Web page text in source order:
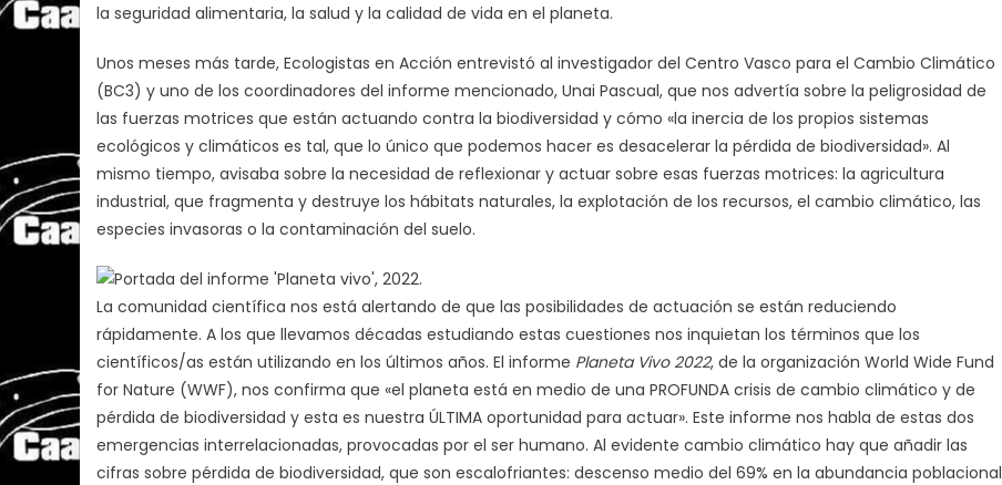
la seguridad alimentaria, la salud y la calidad de vida en el planeta.
Unos meses más tarde, Ecologistas en Acción entrevistó al investigador del Centro Vasco para el Cambio Climático
(BC3) y uno de los coordinadores del informe mencionado, Unai Pascual, que nos advertía sobre la peligrosidad de
las fuerzas motrices que están actuando contra la biodiversidad y cómo «la inercia de los propios sistemas
ecológicos y climáticos es tal, que lo único que podemos hacer es desacelerar la pérdida de biodiversidad». Al
mismo tiempo, avisaba sobre la necesidad de reflexionar y actuar sobre esas fuerzas motrices: la agricultura
industrial, que fragmenta y destruye los hábitats naturales, la explotación de los recursos, el cambio climático, las
especies invasoras o la contaminación del suelo.
La comunidad científica nos está alertando de que las posibilidades de actuación se están reduciendo
rápidamente. A los que llevamos décadas estudiando estas cuestiones nos inquietan los términos que los
científicos/as están utilizando en los últimos años. El informe Planeta Vivo 2022, de la organización World Wide Fund
for Nature (WWF), nos confirma que «el planeta está en medio de una PROFUNDA crisis de cambio climático y de
pérdida de biodiversidad y esta es nuestra ÚLTIMA oportunidad para actuar». Este informe nos habla de estas dos
emergencias interrelacionadas, provocadas por el ser humano. Al evidente cambio climático hay que añadir las
cifras sobre pérdida de biodiversidad, que son escalofriantes: descenso medio del 69% en la abundancia poblacional